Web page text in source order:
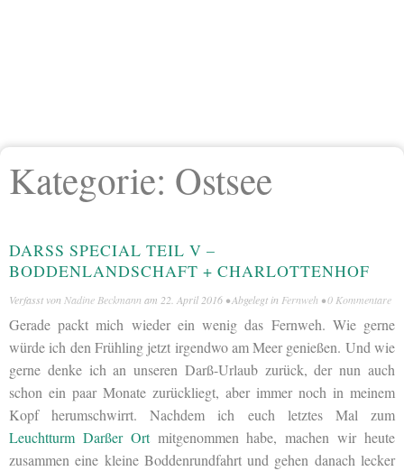
Kategorie: Ostsee
DARSS SPECIAL TEIL V – B
ODDENLANDSCHAFT + CHARLOTTENHOF
Verfasst von Nadine Beckmann am 22. April 2016 • Abgelegt in Fernweh •0 Kommentare
Gerade packt mich wieder ein wenig das Fernweh. Wie gerne
würde ich den Frühling jetzt irgendwo am Meer genießen. Und wie
gerne denke ich an unseren Darß-Urlaub zurück, der nun auch
schon ein paar Monate zurückliegt, aber immer noch in meinem
Kopf herumschwirrt. Nachdem ich euch letztes Mal zum
Leuchtturm Darßer Ortmitgenommen habe, machen wir heute
zusammen eine kleine Boddenrundfahrt und gehen danach lecker